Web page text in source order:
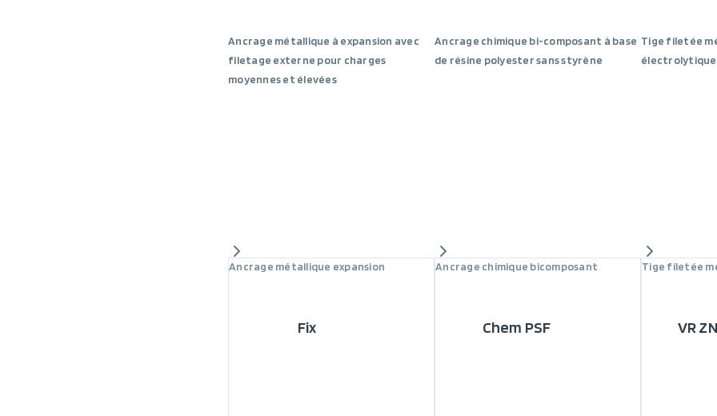
Ancrage métallique à expansion avec
filetage externe pour charges
moyennes et élevées
Ancrage métallique expansion
Fix
Ancrage chimique bi-composant à base
de résine polyester sans styrène
Ancrage chimique bicomposant
Chem PSF
Tige filetée
électrolytique
Tige filetée
VR